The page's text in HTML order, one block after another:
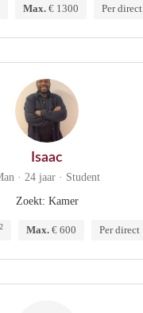
Max. € 1300 Per direct
Isaac
· 24 jaar · Student
Zoekt: Kamer
2 Max.€ 600 Per direct